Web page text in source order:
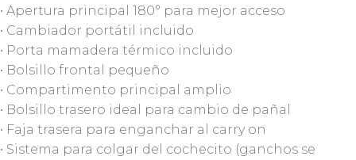
• Apertura principal 180° para mejor acceso
• Cambiador portátil incluido
• Porta mamadera térmico incluido
• Bolsillo frontal pequeño
• Compartimento principal amplio
• Bolsillo trasero ideal para cambio de pañal
• Faja trasera para enganchar al carry on
• Sistema para colgar del cochecito (ganchos se